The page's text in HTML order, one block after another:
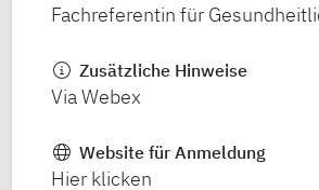
Fachreferentin für
Zusätzliche Hinweise
Via Webex
Website für Anmeldung
Hier klicken